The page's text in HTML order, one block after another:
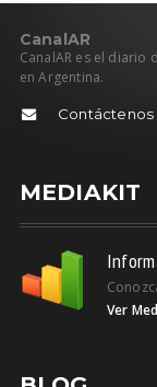
CanalAR
CanalAR es el diario
en Argentina.
Contáctenos
MEDIAKIT
Ver